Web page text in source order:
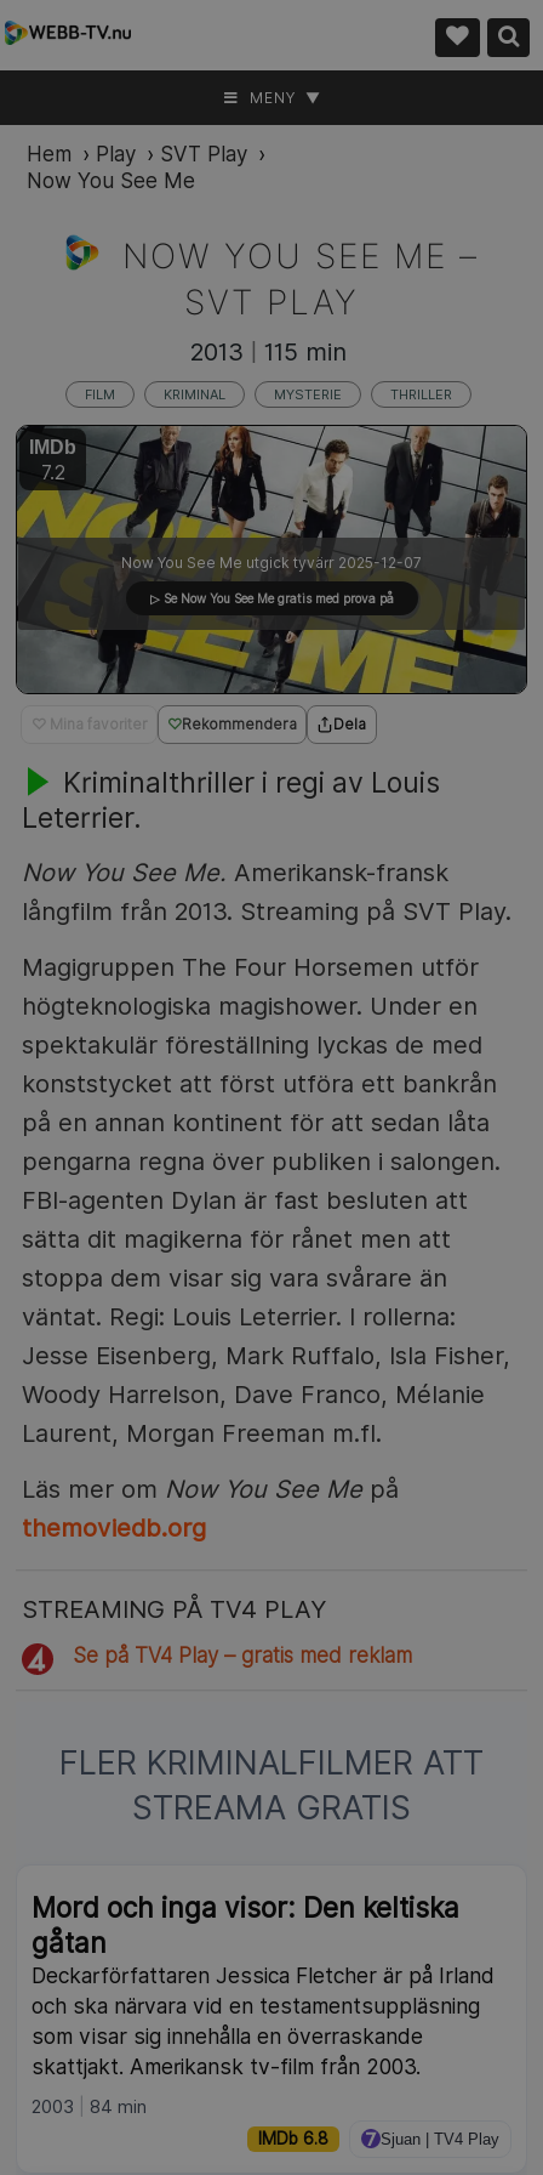
MENY ▼
Hem › Play › SVT Play ›
Now You See Me
NOW YOU SEE ME –
SVT PLAY
♡ Mina favoriter Rekommendera Dela
Kriminalthriller i regi av Louis
Leterrier.
Now You See Me. Amerikansk-fransk
långfilm från 2013. Streaming på SVT Play.
Magigruppen The Four Horsemen utför
högteknologiska magishower. Under en
spektakulär föreställning lyckas de med
konststycket att först utföra ett bankrån
på en annan kontinent för att sedan låta
pengarna regna över publiken i salongen.
FBI-agenten Dylan är fast besluten att
sätta dit magikerna för rånet men att
stoppa dem visar sig vara svårare än
väntat. Regi: Louis Leterrier. I rollerna:
Jesse Eisenberg, Mark Ruffalo, Isla Fisher,
Woody Harrelson, Dave Franco, Mélanie
Laurent, Morgan Freeman m.fl.
Läs mer om Now You See Mepå
themoviedb.org
Now You See Me utgick tyvärr 2025-12-07
▷ Se Now You See Megratis med prova på
STREAMING PÅ TV4 PLAY
Se på TV4 Play – gratis med reklam
2013 115 min
FILM KRIMINAL MYSTERIE THRILLER
IMDb
7.2
FLER KRIMINALFILMER ATT
STREAMA GRATIS
Mord och inga visor: Den keltiska
gåtan
Deckarförfattaren Jessica Fletcher är på Irland
och ska närvara vid en testamentsuppläsning
som visar sig innehålla en överraskande
skattjakt. Amerikansk tv-film från 2003.
2003 84 min
IMDb 6.8 Sjuan | TV4 Play